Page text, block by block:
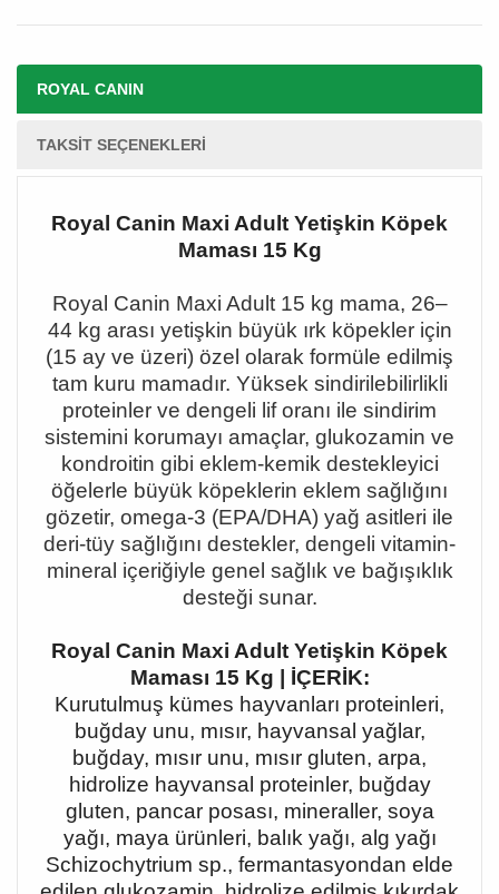
ROYAL CANIN
TAKSIT SEÇENEKLERI
Royal Canin Maxi Adult Yetişkin Köpek
Maması 15 Kg
Royal Canin Maxi Adult 15 kg mama, 26–
44 kg arası yetişkin büyük ırk köpekler için
(15 ay ve üzeri) özel olarak formüle edilmiş
tam kuru mamadır. Yüksek sindirilebilirlikli
proteinler ve dengeli lif oranı ile sindirim
sistemini korumayı amaçlar, glukozamin ve
kondroitin gibi eklem-kemik destekleyici
öğelerle büyük köpeklerin eklem sağlığını
gözetir, omega-3 (EPA/DHA) yağ asitleri ile
deri-tüy sağlığını destekler, dengeli vitamin-
mineral içeriğiyle genel sağlık ve bağışıklık
desteği sunar.
Royal Canin Maxi Adult Yetişkin Köpek
Maması 15 Kg | İÇERİK:
Kurutulmuş kümes hayvanları proteinleri,
buğday unu, mısır, hayvansal yağlar,
buğday, mısır unu, mısır gluten, arpa,
hidrolize hayvansal proteinler, buğday
gluten, pancar posası, mineraller, soya
yağı, maya ürünleri, balık yağı, alg yağı
Schizochytrium sp., fermantasyondan elde